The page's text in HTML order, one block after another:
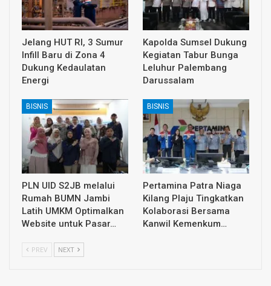
Jelang HUT RI, 3 Sumur
Infill Baru di Zona 4
Dukung Kedaulatan
Energi
Kapolda Sumsel Dukung
Kegiatan Tabur Bunga
Leluhur Palembang
Darussalam
BISNIS
PLN UID S2JB melalui
Rumah BUMN Jambi
Latih UMKM Optimalkan
Website untuk Pasar…
BISNIS
Pertamina Patra Niaga
Kilang Plaju Tingkatkan
Kolaborasi Bersama
Kanwil Kemenkum…
PREV NEXT